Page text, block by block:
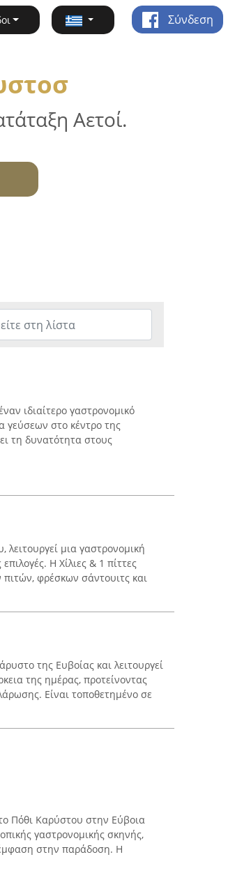
Σύνδεση
Αετοί.
ιδιαίτερο γαστρονομικό
γεύσεων στο κέντρο της
τη δυνατότητα στους
μια γαστρονομική
Η Χίλιες & 1 πίττες
πιτών, φρέσκων σάντουιτς και
της Ευβοίας και λειτουργεί
της ημέρας, προτείνοντας
Είναι τοποθετημένο σε
Πόθι Καρύστου στην Εύβοια
γαστρονομικής σκηνής,
στην παράδοση. Η